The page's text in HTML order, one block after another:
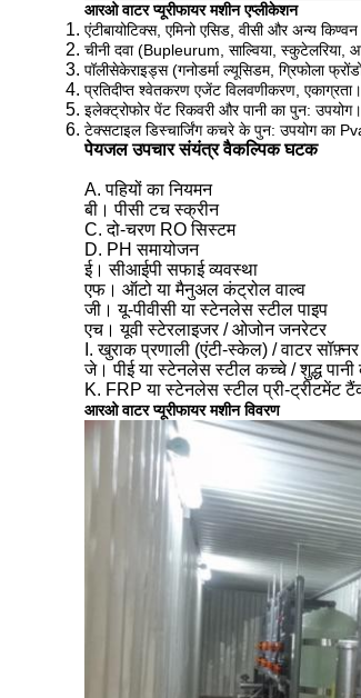
आरओ वाटर प्यूरीफायर मशीन एप्लीकेशन
एंटीबायोटिक्स, एमिनो एसिड, वीसी और अन्य
चीनी दवा (Bupleurum, साल्विया,
पॉलीसेकेराइड्स (गनोडर्मा ल्यूसिडम, ग्रिफोला
प्रतिदीप्त श्वेतकरण एजेंट विलवणीकरण, एकाग्रता।
इलेक्ट्रोफोर पेंट रिकवरी और पानी का पुन: उपयोग।
टेक्सटाइल डिस्चार्जिंग कचरे के पुन: उपयोग का
पेयजल उपचार संयंत्र वैकल्पिक घटक
A. पहियों का नियमन
बी। पीसी टच स्क्रीन
C. दो-चरण RO सिस्टम
D. PH समायोजन
ई। सीआईपी सफाई व्यवस्था
एफ। ऑटो या मैनुअल कंट्रोल वाल्व
जी। यू-पीवीसी या स्टेनलेस स्टील पाइप
एच। यूवी स्टेरलाइजर / ओजोन जनरेटर
I. खुराक प्रणाली (एंटी-स्केल) / वाटर सॉफ़्नर
जे। पीई या स्टेनलेस स्टील कच्चे / शुद्ध पानी
K. FRP या स्टेनलेस स्टील प्री-ट्रीटमेंट
आरओ वाटर प्यूरीफायर मशीन विवरण